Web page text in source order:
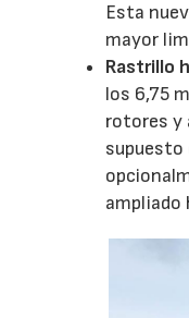
Esta
mayor
Rastrillo
los 6,75
rotores y
supuesto
ampliado